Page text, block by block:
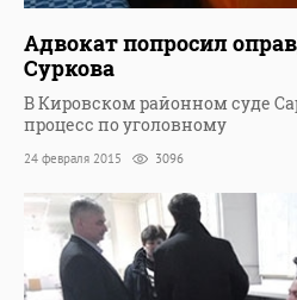
Адвокат попросил
Суркова
В Кировском районном суде
процесс по уголовному
24 февраля 2015 3096